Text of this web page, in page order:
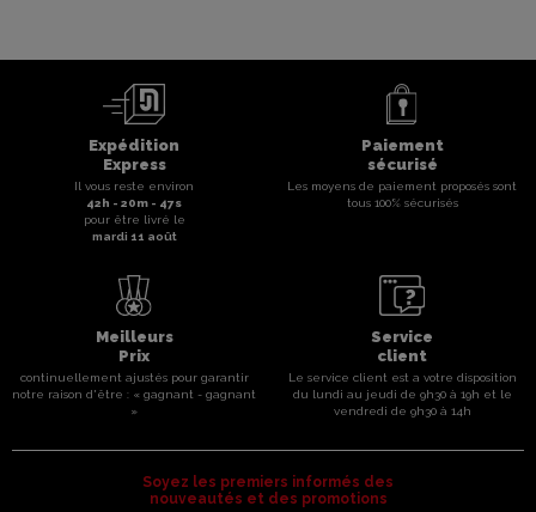
Expédition
Express
Il vous reste environ
42h - 20m - 47s
pour être livré le
mardi 11 août
Paiement
sécurisé
Les moyens de paiement proposés sont
tous 100% sécurisés
Meilleurs
Prix
continuellement ajustés pour garantir
notre raison d'être : « gagnant - gagnant
»
Service
client
Le service client est a votre disposition
du lundi au jeudi de 9h30 à 19h et le
vendredi de 9h30 à 14h
Soyez les premiers informés des
nouveautés et des promotions